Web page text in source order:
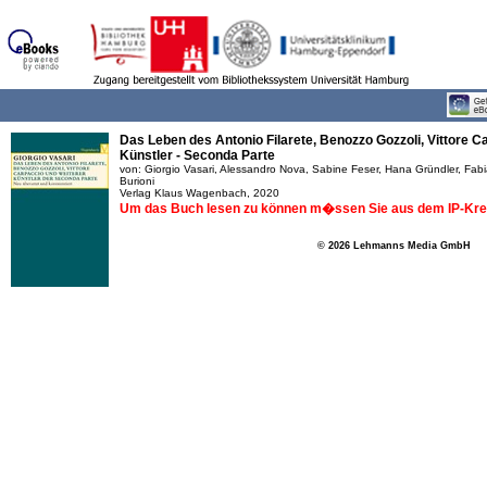
Das Leben des Antonio Filarete, Benozzo Gozzoli, Vittore
Künstler - Seconda Parte
von: Giorgio Vasari, Alessandro Nova, Sabine Feser, Hana Gründler,
Burioni
Verlag Klaus Wagenbach, 2020
Um das Buch lesen zu können m�ssen Sie aus dem IP-
© 2026 Lehmanns Media GmbH